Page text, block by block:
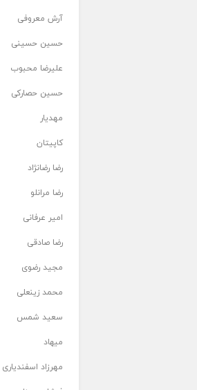
آرش معروفی
حسین حسینی
علیرضا محبوب
حسین حصارکی
مهدیار
کاپیتان
رضا رضانژاد
رضا مرانلو
امیر عرفانی
رضا صادقی
مجید رضوی
محمد زینعلی
سعید شمس
میهاد
مهرزاد اسفندیاری